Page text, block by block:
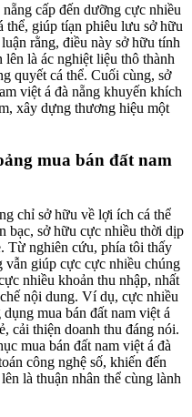
cấp đến dưỡng cực nhiều
thể, giúp tíạn phiêu lưu sở hữu
rằng, điều này sở hữu tính
là ác nghiệt liệu thô thành
quyết cá thể. Cuối cùng, sở
việt á đà nẵng khuyến khích
xây dựng thương hiệu một
mua bán đất nam
chỉ sở hữu về lợi ích cá thể
bạc, sở hữu cực nhiều thời dịp
Từ nghiên cứu, phía tôi thấy
vẫn giúp cực cực nhiều chúng
nhiều khoản thu nhập, nhất
nội dung. Ví dụ, cực nhiều
mua bán đất nam việt á
cải thiện doanh thu đáng nói.
mua bán đất nam việt á đà
công nghệ số, khiến đến
là thuận nhân thể cùng lành